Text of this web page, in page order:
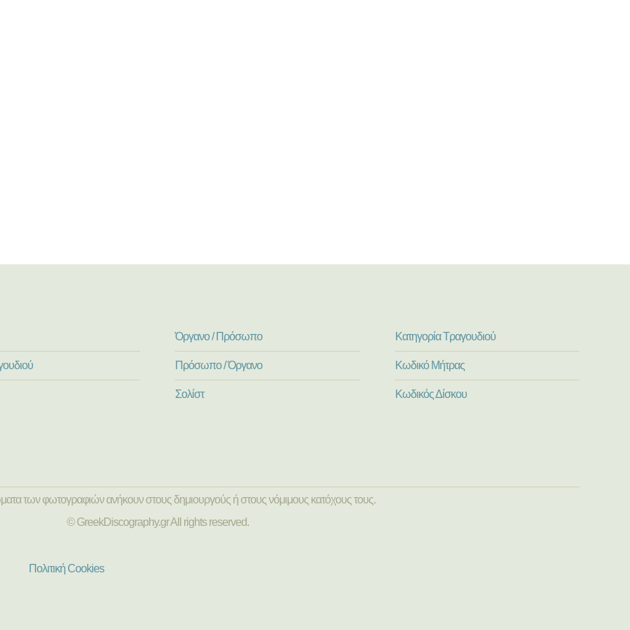
Όργανο / Πρόσωπο
Πρόσωπο / Όργανο
Σολίστ
Κατηγορία Τραγουδιού
Κωδικό Μήτρας
Κωδικός Δίσκου
των φωτογραφιών ανήκουν στους δημιουργούς ή στους νόμιμους κατόχους τους.
© GreekDiscography.gr All rights reserved.
Πολιτική Cookies